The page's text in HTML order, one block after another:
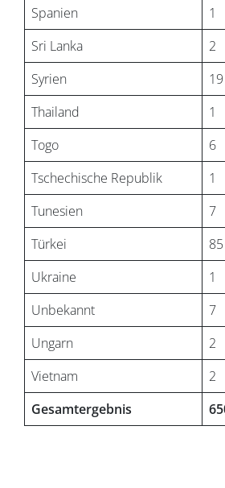
Spanien
1
Sri Lanka
2
Syrien
19
Thailand
1
Togo
6
Tschechische Republik
1
Tunesien
7
Türkei
85
Ukraine
1
Unbekannt
7
Ungarn
2
Vietnam
2
Gesamtergebnis